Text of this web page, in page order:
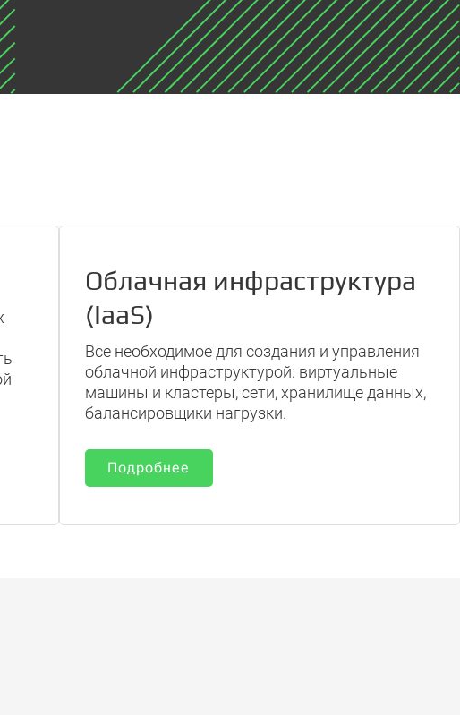
Облачная инфраструктура
(IaaS)
Все необходимое для создания и управления
облачной инфраструктурой: виртуальные
машины и кластеры, сети, хранилище данных,
балансировщики нагрузки.
Подробнее